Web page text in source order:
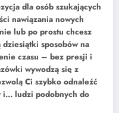
dla osób szukających
nawiązania nowych
lub po prostu chcesz
sposobów na
czasu – bez presji i
wywodzą się z
Ci szybko odnaleźć
i… ludzi podobnych do